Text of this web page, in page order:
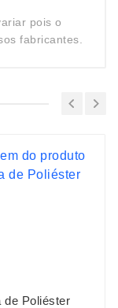
pois o
fabricantes.
de Poliéster